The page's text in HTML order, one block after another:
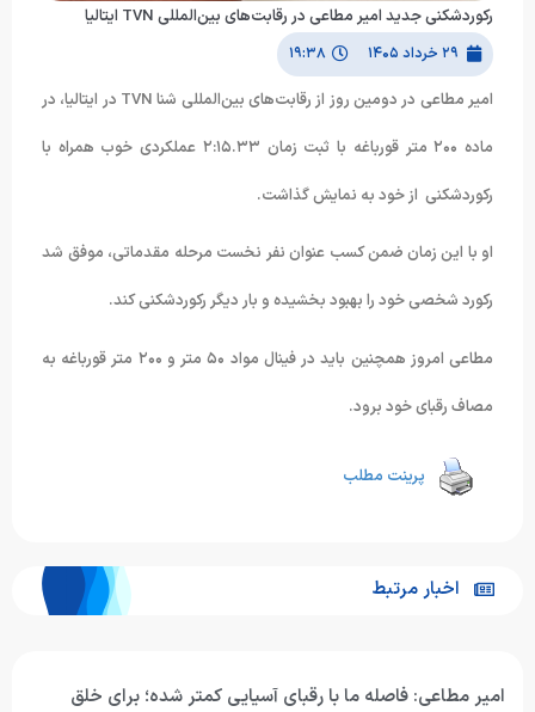
رکوردشکنی جدید امیر مطاعی در رقابت‌های بین‌المللی TVN ایتالیا
۲۹ خرداد ۱۴۰۵ ۱۹:۳۸
امیر مطاعی در دومین روز از رقابت‌های بین‌المللی شنا TVN در ایتالیا، در
ماده ۲۰۰ متر قورباغه با ثبت زمان ۲:۱۵.۳۳ عملکردی خوب همراه با
رکوردشکنی از خود به نمایش گذاشت.
او با این زمان ضمن کسب عنوان نفر نخست مرحله مقدماتی، موفق شد
رکورد شخصی خود را بهبود بخشیده و بار دیگر رکوردشکنی کند.
مطاعی امروز همچنین باید در فینال مواد ۵۰ متر و ۲۰۰ متر قورباغه به
مصاف رقبای خود برود.
پرینت مطلب
اخبار مرتبط
امیر مطاعی: فاصله ما با رقبای آسیایی کمتر شده؛ برای خلق